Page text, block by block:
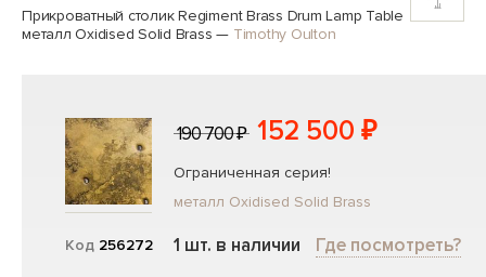
Прикроватный столик Regiment Brass Drum Lamp Table
металл Oxidised Solid Brass — Timothy Oulton
Код 256272
190 700 ₽ 152 500 ₽
Ограниченная серия!
металл Oxidised Solid Brass
1 шт. в наличии Где посмотреть?